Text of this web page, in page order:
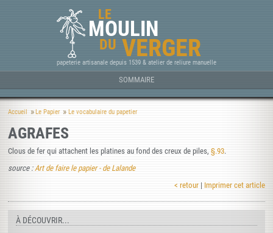
LE
MOULIN
DU VERGER
papeterie artisanale depuis 1539 & atelier de reliure manuelle
SOMMAIRE
Accueil Le Papier Le vocabulaire du papetier
AGRAFES
Clous de fer qui attachent les platines au fond des creux de piles, §.93.
source : Art de faire le papier - de Lalande
< retour | Imprimer cet article
À DÉCOUVRIR...